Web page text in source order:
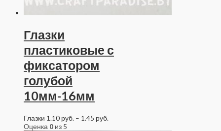
Глазки
пластиковые с
фиксатором
голубой
10мм-16мм
Глазки 1.10 руб. – 1.45 руб.
Оценка 0 из 5